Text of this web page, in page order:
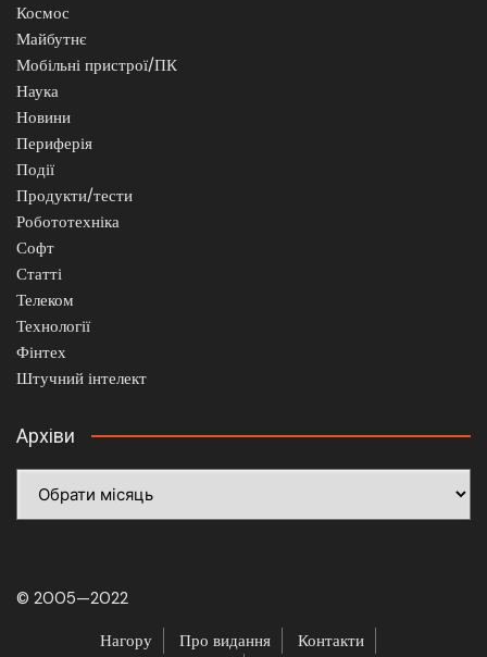
Космос
Майбутнє
Мобільні пристрої/ПК
Наука
Новини
Периферія
Події
Продукти/тести
Робототехніка
Софт
Статті
Телеком
Технології
Фінтех
Штучний інтелект
Архіви
© 2005—2022
Нагору
Про видання
Контакти